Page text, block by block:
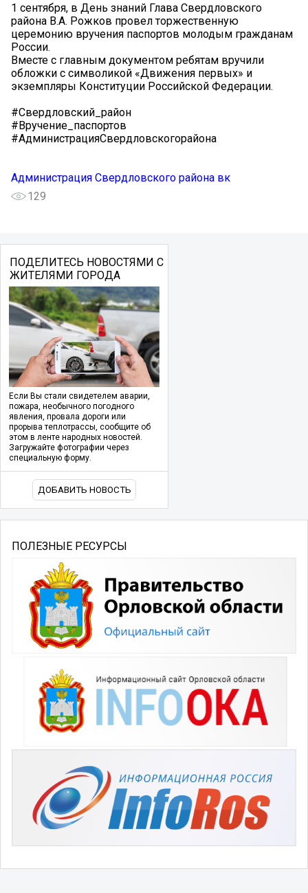
1 сентября, в День знаний Глава Свердловского
района В.А. Рожков провел торжественную
церемонию вручения паспортов молодым гражданам
России.
Вместе с главным документом ребятам вручили
обложки с символикой «Движения первых» и
экземпляры Конституции Российской Федерации.
#Свердловский_район
#Вручение_паспортов
#АдминистрацияСвердловскогорайона
Администрация Свердловского района вк
129
ПОДЕЛИТЕСЬ НОВОСТЯМИ С
ЖИТЕЛЯМИ ГОРОДА
Если Вы стали свидетелем аварии,
пожара, необычного погодного
явления, провала дороги или
прорыва теплотрассы, сообщите об
этом в ленте народных новостей.
Загружайте фотографии через
специальную форму.
ДОБАВИТЬ НОВОСТЬ
ПОЛЕЗНЫЕ РЕСУРСЫ